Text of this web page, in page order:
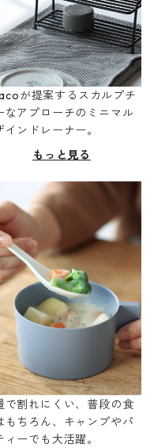
が提案するスカルプチ
なアプローチのミニマル
インドレーナー。
もっと見る
で割れにくい、普段の食
もちろん、キャンプやパ
ィーでも大活躍。